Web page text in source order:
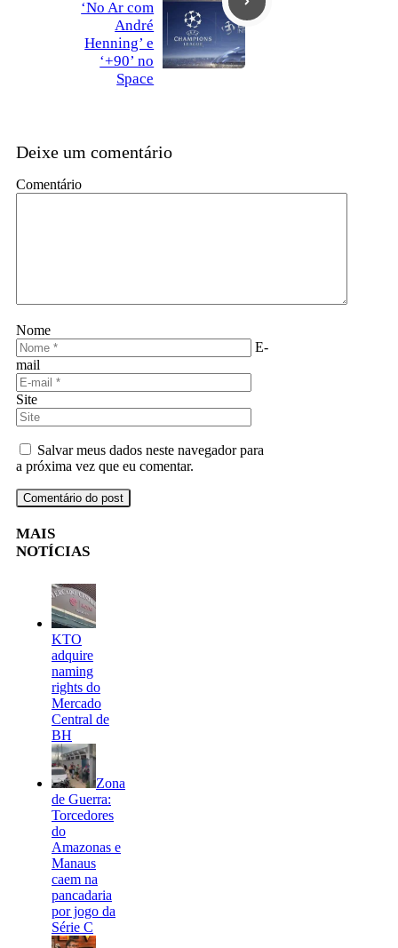
‘No Ar com
André
Henning’ e
‘+90’ no
Space
Deixe um comentário
Comentário
Nome
E-
mail
Site
Salvar meus dados neste navegador para
a próxima vez que eu comentar.
MAIS
NOTÍCIAS
KTO
adquire
naming
rights do
Mercado
Central de
BH
Zona
de Guerra:
Torcedores
do
Amazonas e
Manaus
caem na
pancadaria
por jogo da
Série C